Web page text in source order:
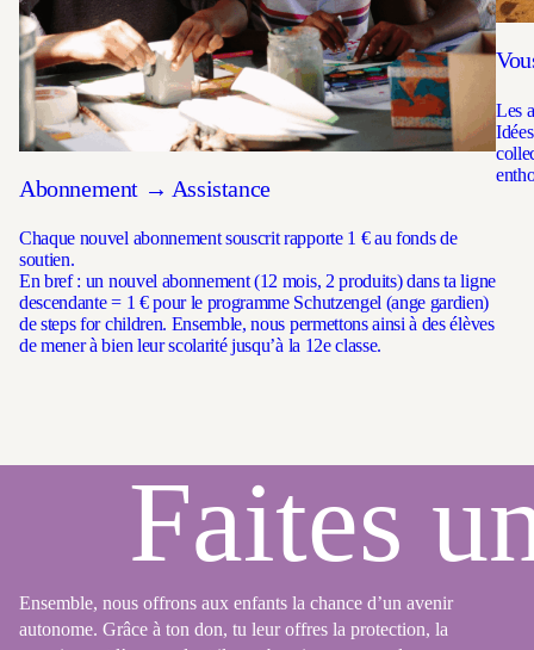
Abonnement → Assistance
Chaque nouvel abonnement souscrit rapporte 1 € au fonds de
soutien.
En bref : un nouvel abonnement (12 mois, 2 produits) dans ta ligne
descendante = 1 € pour le programme Schutzengel (ange gardien)
de steps for children. Ensemble, nous permettons ainsi à des élèves
de mener à bien leur scolarité jusqu’à la 12e classe.
Les
Faites
Ensemble, nous offrons aux enfants la chance d’un avenir
autonome. Grâce à ton don, tu leur offres la protection, la